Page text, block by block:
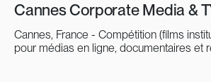
Cannes Corporate Media &
Cannes, France - Compétition (films
pour médias en ligne, documentaires et